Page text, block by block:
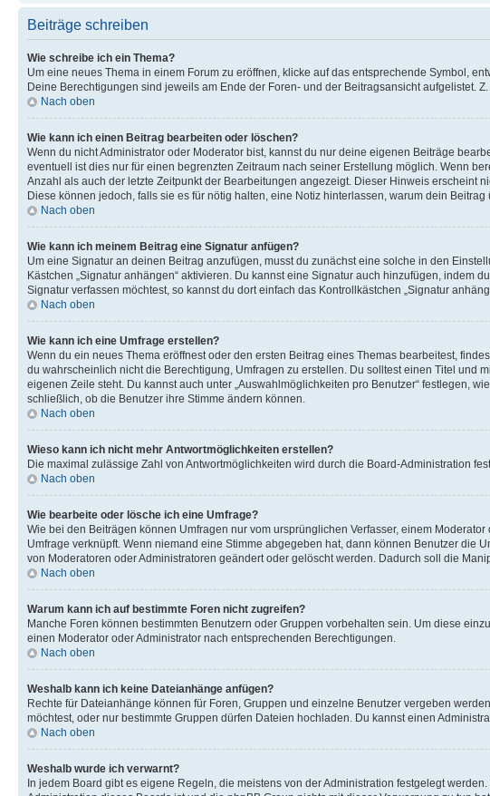
Beiträge schreiben
Wie schreibe ich ein Thema?
Um eine neues Thema in einem Forum zu eröffnen, klicke auf das entsprechende Symbol,
Deine Berechtigungen sind jeweils am Ende der Foren- und der Beitragsansicht aufgelistet.
Nach oben
Wie kann ich einen Beitrag bearbeiten oder löschen?
Wenn du nicht Administrator oder Moderator bist, kannst du nur deine eigenen Beiträge
eventuell ist dies nur für einen begrenzten Zeitraum nach seiner Erstellung möglich. Wenn
Anzahl als auch der letzte Zeitpunkt der Bearbeitungen angezeigt. Dieser Hinweis erscheint
Diese können jedoch, falls sie es für nötig halten, eine Notiz hinterlassen, warum dein
Nach oben
Wie kann ich meinem Beitrag eine Signatur anfügen?
Um eine Signatur an deinen Beitrag anzufügen, musst du zunächst eine solche in den
Kästchen „Signatur anhängen“ aktivieren. Du kannst eine Signatur auch hinzufügen,
Signatur verfassen möchtest, so kannst du dort einfach das Kontrollkästchen „Signatur
Nach oben
Wie kann ich eine Umfrage erstellen?
Wenn du ein neues Thema eröffnest oder den ersten Beitrag eines Themas bearbeitest,
du wahrscheinlich nicht die Berechtigung, Umfragen zu erstellen. Du solltest einen Titel
eigenen Zeile steht. Du kannst auch unter „Auswahlmöglichkeiten pro Benutzer“ festlegen,
schließlich, ob die Benutzer ihre Stimme ändern können.
Nach oben
Wieso kann ich nicht mehr Antwortmöglichkeiten erstellen?
Die maximal zulässige Zahl von Antwortmöglichkeiten wird durch die Board-Administration
Nach oben
Wie bearbeite oder lösche ich eine Umfrage?
Wie bei den Beiträgen können Umfragen nur vom ursprünglichen Verfasser, einem
Umfrage verknüpft. Wenn niemand eine Stimme abgegeben hat, dann können Benutzer die
von Moderatoren oder Administratoren geändert oder gelöscht werden. Dadurch soll die
Nach oben
Warum kann ich auf bestimmte Foren nicht zugreifen?
Manche Foren können bestimmten Benutzern oder Gruppen vorbehalten sein. Um diese
einen Moderator oder Administrator nach entsprechenden Berechtigungen.
Nach oben
Weshalb kann ich keine Dateianhänge anfügen?
Rechte für Dateianhänge können für Foren, Gruppen und einzelne Benutzer vergeben
möchtest, oder nur bestimmte Gruppen dürfen Dateien hochladen. Du kannst einen
Nach oben
Weshalb wurde ich verwarnt?
In jedem Board gibt es eigene Regeln, die meistens von der Administration festgelegt